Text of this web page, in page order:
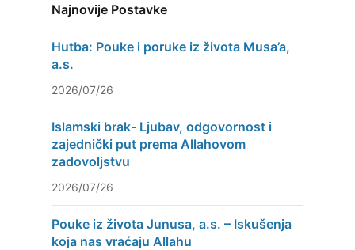
Najnovije Postavke
Hutba: Pouke i poruke iz života Musa’a,
a.s.
2026/07/26
Islamski brak- Ljubav, odgovornost i
zajednički put prema Allahovom
zadovoljstvu
2026/07/26
Pouke iz života Junusa, a.s. – Iskušenja
koja nas vraćaju Allahu